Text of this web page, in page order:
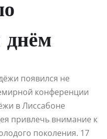
днём
появился не
конференции
в Лиссабоне
привлечь внимание к
поколения. 17